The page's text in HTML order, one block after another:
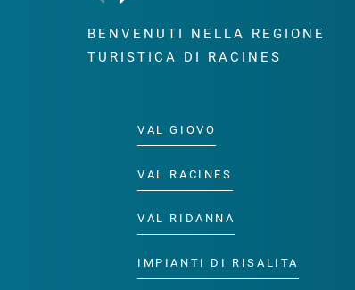
BENVENUTI NELLA REGIONE
TURISTICA DI RACINES
VAL GIOVO
VAL RACINES
VAL RIDANNA
IMPIANTI DI RISALITA